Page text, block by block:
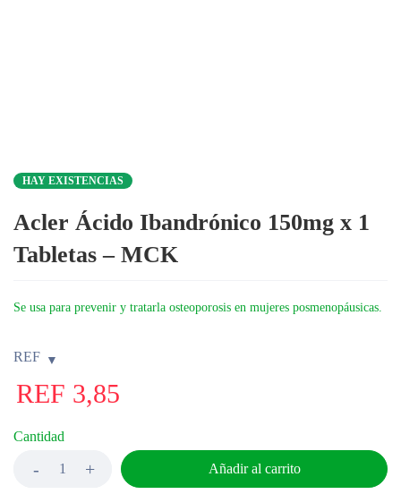
HAY EXISTENCIAS
Acler Ácido Ibandrónico 150mg x 1
Tabletas – MCK
Se usa para prevenir y tratarla osteoporosis en mujeres posmenopáusicas.
REF
REF 3,85
Cantidad
Añadir al carrito